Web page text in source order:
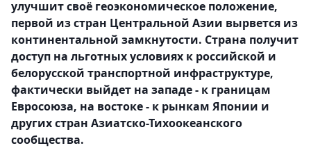
улучшит своё геоэкономическое положение,
первой из стран Центральной Азии вырвется из
континентальной замкнутости. Страна получит
доступ на льготных условиях к российской и
белорусской транспортной инфраструктуре,
фактически выйдет на западе - к границам
Евросоюза, на востоке - к рынкам Японии и
других стран Азиатско-Тихоокеанского
сообщества.